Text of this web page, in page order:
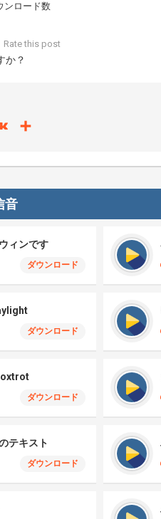
ンロード数
Rate this post
か？
VK
音
ィンです
ダウンロード
ダウンロード
ダウンロード
テキスト
ダウンロード